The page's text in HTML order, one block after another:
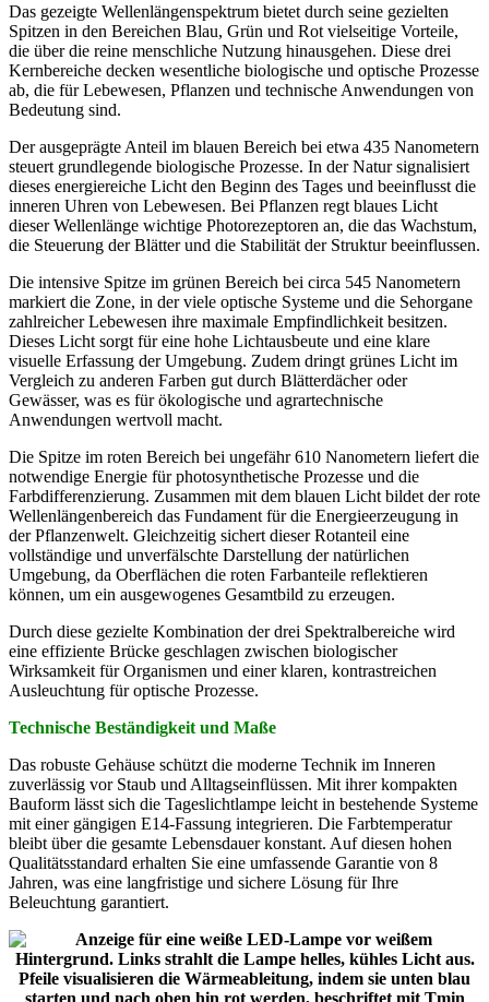
Das gezeigte Wellenlängenspektrum bietet durch seine gezielten
Spitzen in den Bereichen Blau, Grün und Rot vielseitige Vorteile,
die über die reine menschliche Nutzung hinausgehen. Diese drei
Kernbereiche decken wesentliche biologische und optische Prozesse
ab, die für Lebewesen, Pflanzen und technische Anwendungen von
Bedeutung sind.
Der ausgeprägte Anteil im blauen Bereich bei etwa 435 Nanometern
steuert grundlegende biologische Prozesse. In der Natur signalisiert
dieses energiereiche Licht den Beginn des Tages und beeinflusst die
inneren Uhren von Lebewesen. Bei Pflanzen regt blaues Licht
dieser Wellenlänge wichtige Photorezeptoren an, die das Wachstum,
die Steuerung der Blätter und die Stabilität der Struktur beeinflussen.
Die intensive Spitze im grünen Bereich bei circa 545 Nanometern
markiert die Zone, in der viele optische Systeme und die Sehorgane
zahlreicher Lebewesen ihre maximale Empfindlichkeit besitzen.
Dieses Licht sorgt für eine hohe Lichtausbeute und eine klare
visuelle Erfassung der Umgebung. Zudem dringt grünes Licht im
Vergleich zu anderen Farben gut durch Blätterdächer oder
Gewässer, was es für ökologische und agrartechnische
Anwendungen wertvoll macht.
Die Spitze im roten Bereich bei ungefähr 610 Nanometern liefert die
notwendige Energie für photosynthetische Prozesse und die
Farbdifferenzierung. Zusammen mit dem blauen Licht bildet der rote
Wellenlängenbereich das Fundament für die Energieerzeugung in
der Pflanzenwelt. Gleichzeitig sichert dieser Rotanteil eine
vollständige und unverfälschte Darstellung der natürlichen
Umgebung, da Oberflächen die roten Farbanteile reflektieren
können, um ein ausgewogenes Gesamtbild zu erzeugen.
Durch diese gezielte Kombination der drei Spektralbereiche wird
eine effiziente Brücke geschlagen zwischen biologischer
Wirksamkeit für Organismen und einer klaren, kontrastreichen
Ausleuchtung für optische Prozesse.
Technische Beständigkeit und Maße
Das robuste Gehäuse schützt die moderne Technik im Inneren
zuverlässig vor Staub und Alltagseinflüssen. Mit ihrer kompakten
Bauform lässt sich die Tageslichtlampe leicht in bestehende Systeme
mit einer gängigen E14-Fassung integrieren. Die Farbtemperatur
bleibt über die gesamte Lebensdauer konstant. Auf diesen hohen
Qualitätsstandard erhalten Sie eine umfassende Garantie von 8
Jahren, was eine langfristige und sichere Lösung für Ihre
Beleuchtung garantiert.